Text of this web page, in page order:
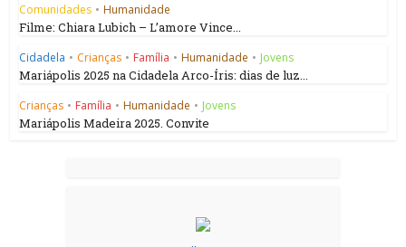
Comunidades • Humanidade
Filme: Chiara Lubich – L’amore Vince...
Cidadela • Crianças • Família • Humanidade • Jovens
Mariápolis 2025 na Cidadela Arco-Íris: dias de luz...
Crianças • Família • Humanidade • Jovens
Mariápolis Madeira 2025. Convite